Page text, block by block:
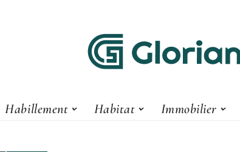
Habillement Habitat Immobilier